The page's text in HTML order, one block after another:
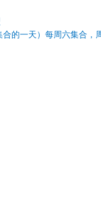
合的一天）每周六集合，